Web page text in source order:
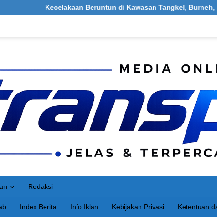
Beruntun di Kawasan Tangkel, Burneh, Bangkalan:
Redaksi
Index Berita Info Iklan Kebijakan Privasi Ketentuan